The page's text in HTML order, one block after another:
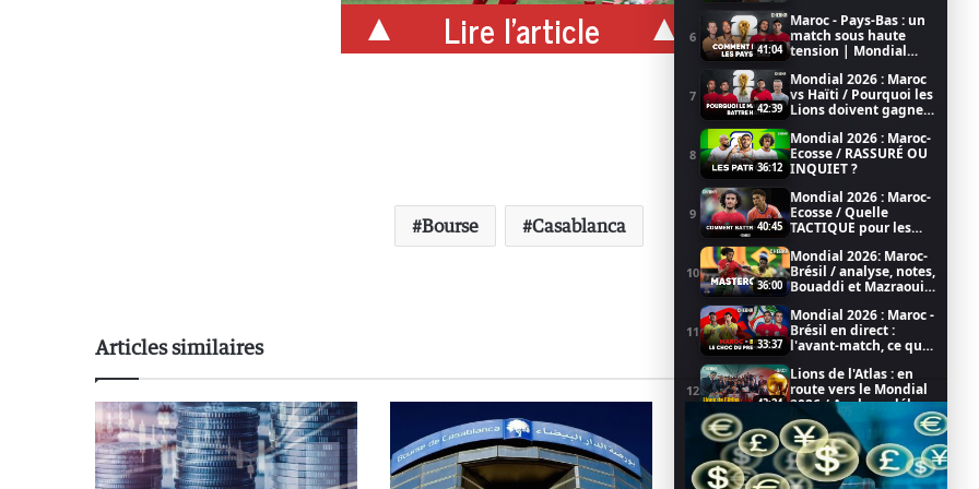
6
41:04
Maroc - Pays-Bas : un
match sous haute
tension | Mondial
7
42:39
Mondial 2026 : Maroc
vs Haïti / Pourquoi les
Lions doivent gagner
la FIFA 2026
8
36:12
Mondial 2026 : Maroc-
Ecosse / RASSURÉ OU
INQUIET ?
9
40:45
Mondial 2026 : Maroc-
Ecosse / Quelle
TACTIQUE pour les
10
36:00
Mondial 2026: Maroc-
Brésil / analyse, notes,
Bouaddi et Mazraoui
11
33:37
Mondial 2026 : Maroc -
Brésil en direct :
l'avant-match, ce qu'il
LIVE)
12
43:24
Lions de l'Atlas : en
route vers le Mondial
2026 / Analyse, débat,
football dans CHEBKA
(1/2)
25:57
Achraf Hakimi, porte
bonheur du PSG pour
la Champions League
(CHEBKA 2/2)
Lire l'article
Bourse Casablanca
Articles similaires